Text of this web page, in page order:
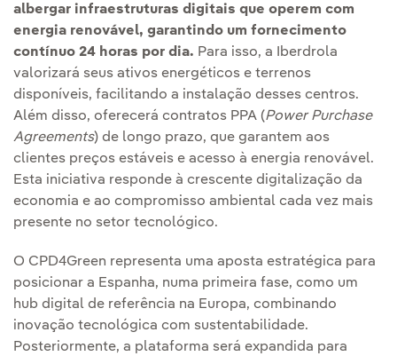
albergar infraestruturas digitais que operem com
energia renovável, garantindo um fornecimento
contínuo 24 horas por dia. Para isso, a Iberdrola
valorizará seus ativos energéticos e terrenos
disponíveis, facilitando a instalação desses centros.
Além disso, oferecerá contratos PPA (Power Purchase
Agreements) de longo prazo, que garantem aos
clientes preços estáveis e acesso à energia renovável.
Esta iniciativa responde à crescente digitalização da
economia e ao compromisso ambiental cada vez mais
presente no setor tecnológico.
O CPD4Green representa uma aposta estratégica para
posicionar a Espanha, numa primeira fase, como um
hub digital de referência na Europa, combinando
inovação tecnológica com sustentabilidade.
Posteriormente, a plataforma será expandida para